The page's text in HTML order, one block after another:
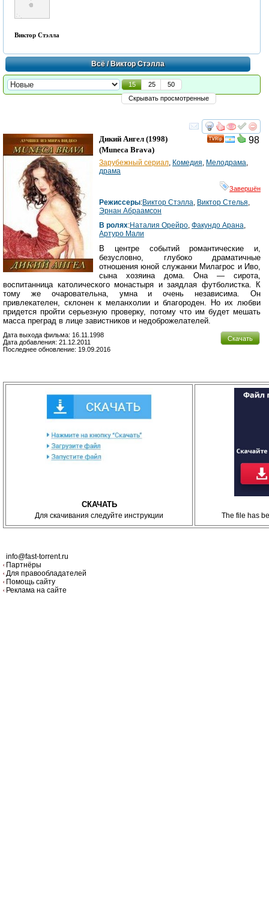
Виктор Стэлла
Всё/ Виктор Стэлла
15 25
50
Скрывать просмотренные
смотреть
98
Дикий Ангел (1998)
(Muneca Brava)
Зарубежный сериал Комедия Мелодрама
драма
Завершён
Режиссеры:Виктор Стэлла Виктор Стелья
Эрнан Абраамсон
В ролях:Наталия Орейро Факундо Арана
Артуро Мали
В центре событий романтические и,
безусловно, глубоко драматичные
отношения юной служанки Милагрос и Иво,
сына хозяина дома. Она — сирота,
воспитанница католического монастыря и заядлая футболистка. К
тому же очаровательна, умна и очень независима. Он
привлекателен, склонен к меланхолии и благороден. Но их любви
придется пройти серьезную проверку, потому что им будет мешать
масса преград в лице завистников и недоброжелателей.
Скачать
Дата выхода фильма: 16.11.1998
Дата добавления: 21.12.2011
Последнее обновление: 19.09.2016
СКАЧАТЬ
Для скачивания следуйте инструкции The file has
info@fast-torrent.ru
Партнёры
Для правообладателей
Помощь сайту
Реклама на сайте